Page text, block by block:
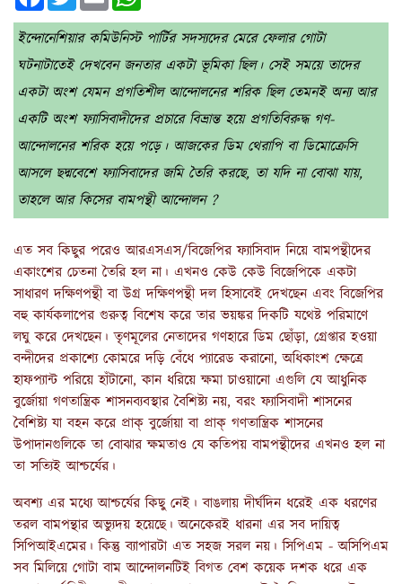
ইন্দোনেশিয়ার কমিউনিস্ট পার্টির সদস্যদের মেরে ফেলার গোটা
ঘটনাটাতেই দেখবেন জনতার একটা ভূমিকা ছিল। সেই সময়ে তাদের
একটা অংশ যেমন প্রগতিশীল আন্দোলনের শরিক ছিল তেমনই অন্য আর
একটি অংশ ফ্যাসিবাদীদের প্রচারে বিভ্রান্ত হয়ে প্রগতিবিরুদ্ধ গণ-
আন্দোলনের শরিক হয়ে পড়ে। আজকের ডিম থেরাপি বা ডিমোক্রেসি
আসলে ছদ্মবেশে ফ্যাসিবাদের জমি তৈরি করছে, তা যদি না বোঝা যায়,
তাহলে আর কিসের বামপন্থী আন্দোলন ?
এত সব কিছুর পরেও আরএসএস/বিজেপির ফ্যাসিবাদ নিয়ে বামপন্থীদের
একাংশের চেতনা তৈরি হল না। এখনও কেউ কেউ বিজেপিকে একটা
সাধারণ দক্ষিণপন্থী বা উগ্র দক্ষিণপন্থী দল হিসাবেই দেখছেন এবং বিজেপির
বহু কার্যকলাপের গুরুত্ব বিশেষ করে তার ভয়ঙ্কর দিকটি যথেষ্ট পরিমাণে
লঘু করে দেখছেন। তৃণমূলের নেতাদের গণহারে ডিম ছোঁড়া, গ্রেপ্তার হওয়া
বন্দীদের প্রকাশ্যে কোমরে দড়ি বেঁধে প্যারেড করানো, অধিকাংশ ক্ষেত্রে
হাফপ্যান্ট পরিয়ে হাঁটানো, কান ধরিয়ে ক্ষমা চাওয়ানো এগুলি যে আধুনিক
বুর্জোয়া গণতান্ত্রিক শাসনব্যবস্থার বৈশিষ্ট্য নয়, বরং ফ্যাসিবাদী শাসনের
বৈশিষ্ট্য যা বহন করে প্রাক্ বুর্জোয়া বা প্রাক্ গণতান্ত্রিক শাসনের
উপাদানগুলিকে তা বোঝার ক্ষমতাও যে কতিপয় বামপন্থীদের এখনও হল না
তা সত্যিই আশ্চর্যের।
অবশ্য এর মধ্যে আশ্চর্যের কিছু নেই। বাঙলায় দীর্ঘদিন ধরেই এক ধরণের
তরল বামপন্থার অভ্যুদয় হয়েছে। অনেকেরই ধারনা এর সব দায়িত্ব
সিপিআইএমের। কিন্তু ব্যাপারটা এত সহজ সরল নয়। সিপিএম - অসিপিএম
সব মিলিয়ে গোটা বাম আন্দোলনটিই বিগত বেশ কয়েক দশক ধরে এক